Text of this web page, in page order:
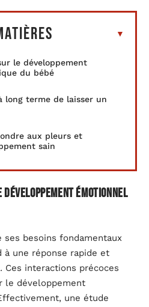
le développement
du bébé
long terme de laisser un
aux pleurs et
sain
émotionnel
besoins fondamentaux
à une réponse rapide et
Ces interactions précoces
le développement
une étude